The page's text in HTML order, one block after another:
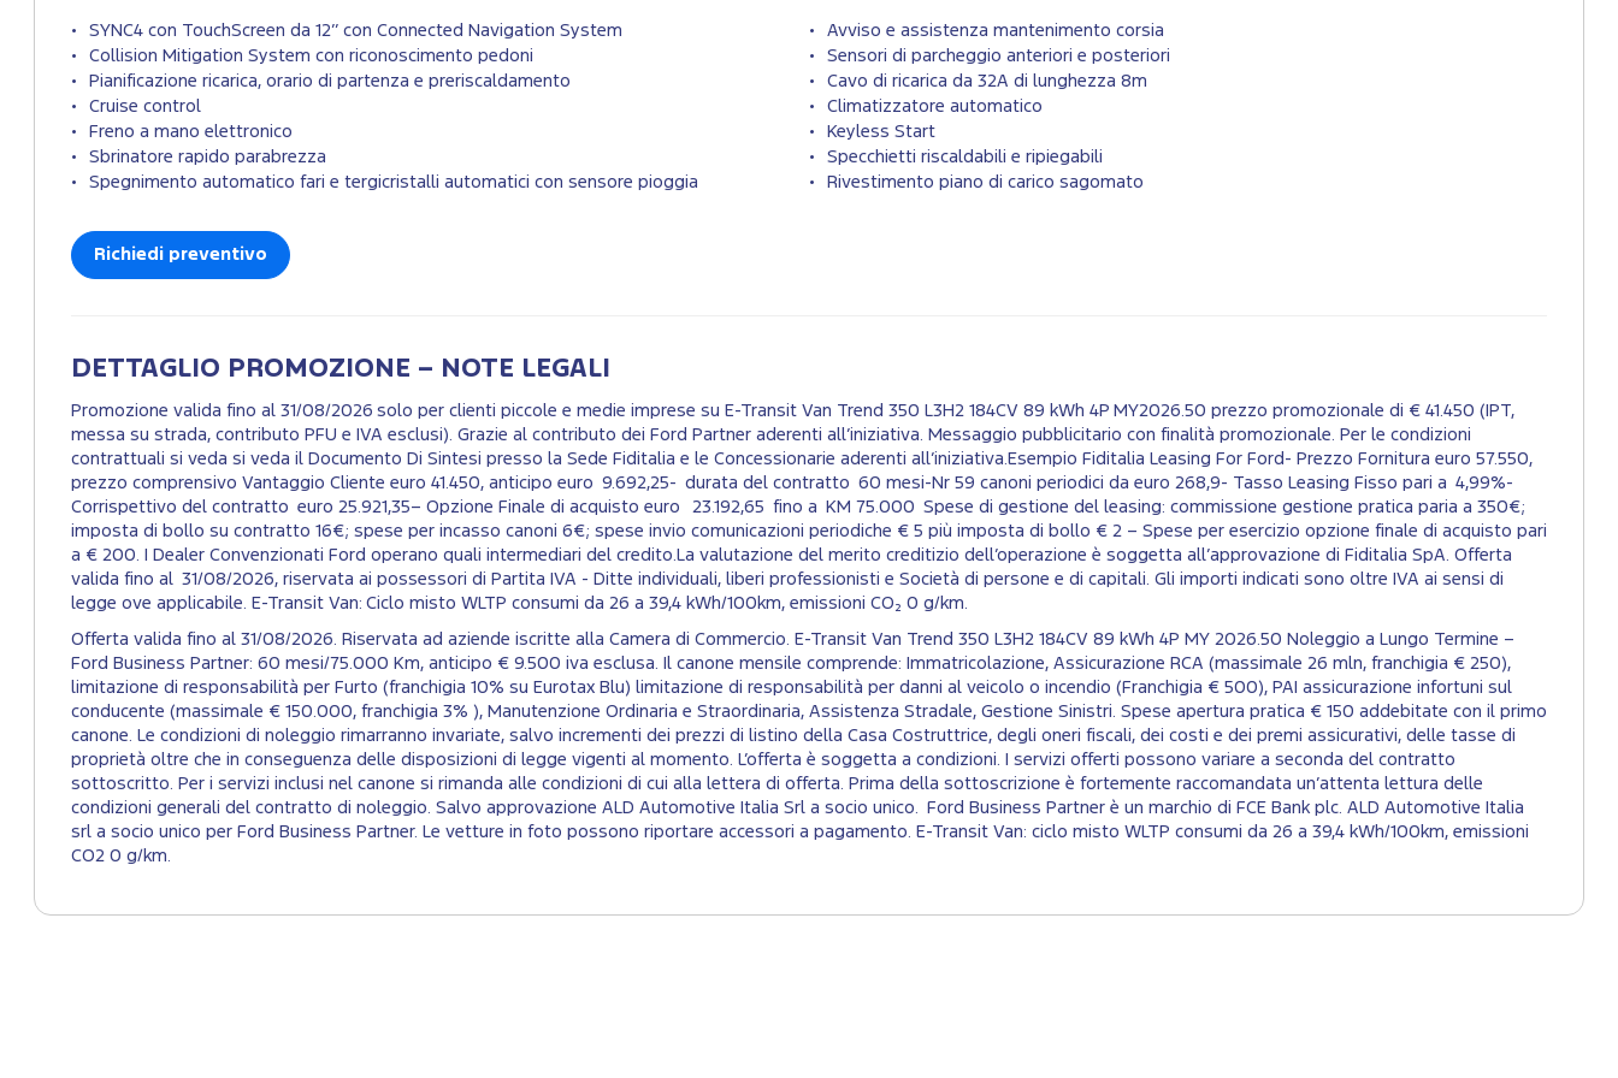
SYNC4 con TouchScreen da 12’’ con Connected Navigation System
Avviso e assistenza mantenimento corsia
Collision Mitigation System con riconoscimento pedoni
Sensori di parcheggio anteriori e posteriori
Pianificazione ricarica, orario di partenza e preriscaldamento
Cavo di ricarica da 32A di lunghezza 8m
Cruise control
Climatizzatore automatico
Freno a mano elettronico
Keyless Start
Sbrinatore rapido parabrezza
Specchietti riscaldabili e ripiegabili
Spegnimento automatico fari e tergicristalli automatici con sensore pioggia
Rivestimento piano di carico sagomato
Richiedi preventivo
DETTAGLIO PROMOZIONE – NOTE LEGALI
Promozione valida fino al 31/08/2026 solo per clienti piccole e medie imprese su E-Transit Van Trend 350 L3H2 184CV 89 kWh 4P MY2026.50 prezzo promozionale di € 41.450 (IPT,
messa su strada, contributo PFU e IVA esclusi). Grazie al contributo dei Ford Partner aderenti all’iniziativa. Messaggio pubblicitario con finalità promozionale. Per le condizioni
contrattuali si veda si veda il Documento Di Sintesi presso la Sede Fiditalia e le Concessionarie aderenti all’iniziativa.Esempio Fiditalia Leasing For Ford- Prezzo Fornitura euro 57.550,
prezzo comprensivo Vantaggio Cliente euro 41.450, anticipo euro 9.692,25- durata del contratto 60 mesi-Nr 59 canoni periodici da euro 268,9- Tasso Leasing Fisso pari a 4,99%-
Corrispettivo del contratto euro 25.921,35– Opzione Finale di acquisto euro 23.192,65 fino a KM 75.000 Spese di gestione del leasing: commissione gestione pratica paria a 350€;
imposta di bollo su contratto 16€; spese per incasso canoni 6€; spese invio comunicazioni periodiche € 5 più imposta di bollo € 2 – Spese per esercizio opzione finale di acquisto pari
a € 200. I Dealer Convenzionati Ford operano quali intermediari del credito.La valutazione del merito creditizio dell’operazione è soggetta all’approvazione di Fiditalia SpA. Offerta
valida fino al 31/08/2026, riservata ai possessori di Partita IVA - Ditte individuali, liberi professionisti e Società di persone e di capitali. Gli importi indicati sono oltre IVA ai sensi di
legge ove applicabile. E-Transit Van: Ciclo misto WLTP consumi da 26 a 39,4 kWh/100km, emissioni CO₂ 0 g/km.​
Offerta valida fino al 31/08/2026. Riservata ad aziende iscritte alla Camera di Commercio. E-Transit Van Trend 350 L3H2 184CV 89 kWh 4P MY 2026.50 Noleggio a Lungo Termine –
Ford Business Partner: 60 mesi/75.000 Km, anticipo € 9.500 iva esclusa. Il canone mensile comprende: Immatricolazione, Assicurazione RCA (massimale 26 mln, franchigia € 250),
limitazione di responsabilità per Furto (franchigia 10% su Eurotax Blu) limitazione di responsabilità per danni al veicolo o incendio (Franchigia € 500), PAI assicurazione infortuni sul
conducente (massimale € 150.000, franchigia 3% ), Manutenzione Ordinaria e Straordinaria, Assistenza Stradale, Gestione Sinistri. Spese apertura pratica € 150 addebitate con il primo
canone. Le condizioni di noleggio rimarranno invariate, salvo incrementi dei prezzi di listino della Casa Costruttrice, degli oneri fiscali, dei costi e dei premi assicurativi, delle tasse di
proprietà oltre che in conseguenza delle disposizioni di legge vigenti al momento. L’offerta è soggetta a condizioni. I servizi offerti possono variare a seconda del contratto
sottoscritto. Per i servizi inclusi nel canone si rimanda alle condizioni di cui alla lettera di offerta. Prima della sottoscrizione è fortemente raccomandata un’attenta lettura delle
condizioni generali del contratto di noleggio. Salvo approvazione ALD Automotive Italia Srl a socio unico. Ford Business Partner è un marchio di FCE Bank plc. ALD Automotive Italia
srl a socio unico per Ford Business Partner. Le vetture in foto possono riportare accessori a pagamento. E-Transit Van: ciclo misto WLTP consumi da 26 a 39,4 kWh/100km, emissioni
CO2 0 g/km.